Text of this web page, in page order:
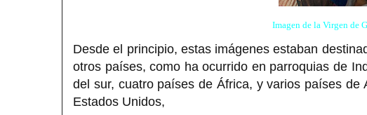
Imagen de la Virgen de
Desde el principio, estas imágenes estaban
otros países, como ha ocurrido en parroquias de
del sur, cuatro países de África, y varios países
Estados Unidos,